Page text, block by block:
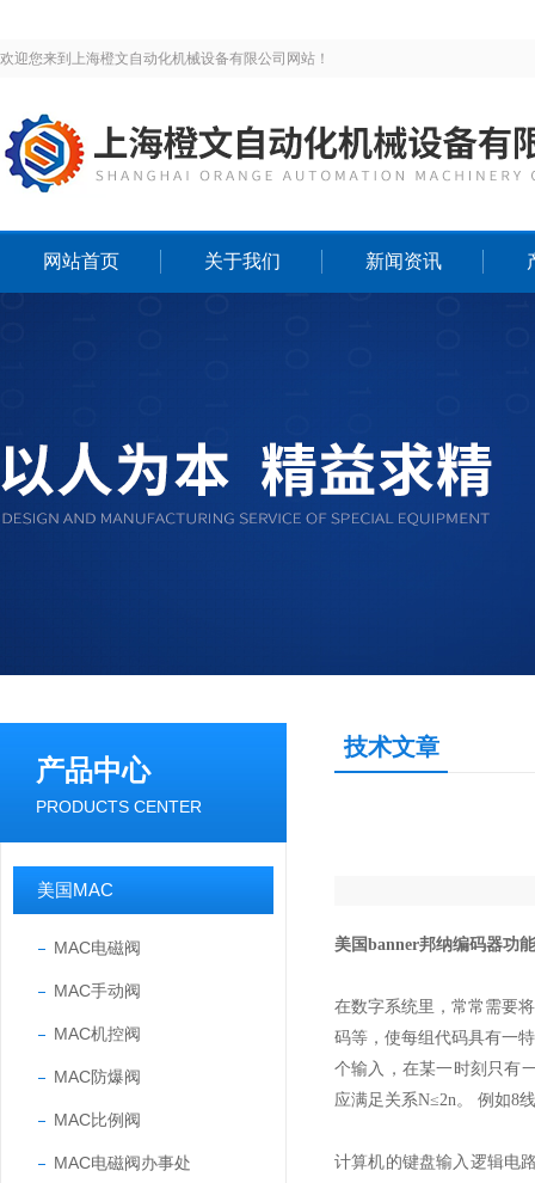
欢迎您来到上海橙文自动化机械设备有限公司网站！
网站首页 关于我们 新闻资讯
产品中心
PRODUCTS CENTER
美国MAC
MAC电磁阀
MAC手动阀
MAC机控阀
MAC防爆阀
MAC比例阀
MAC电磁阀办事处
技术文章
美国banner邦纳编码器功
在数字系统里，常常需要
码等，使每组代码具有一
个输入，在某一时刻只有
应满足关系N≤2n。 例如8
计算机的键盘输入逻辑电